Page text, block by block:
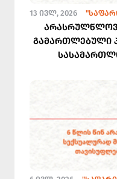
13 ᲘᲕᲚ, 2026
გამართლებული